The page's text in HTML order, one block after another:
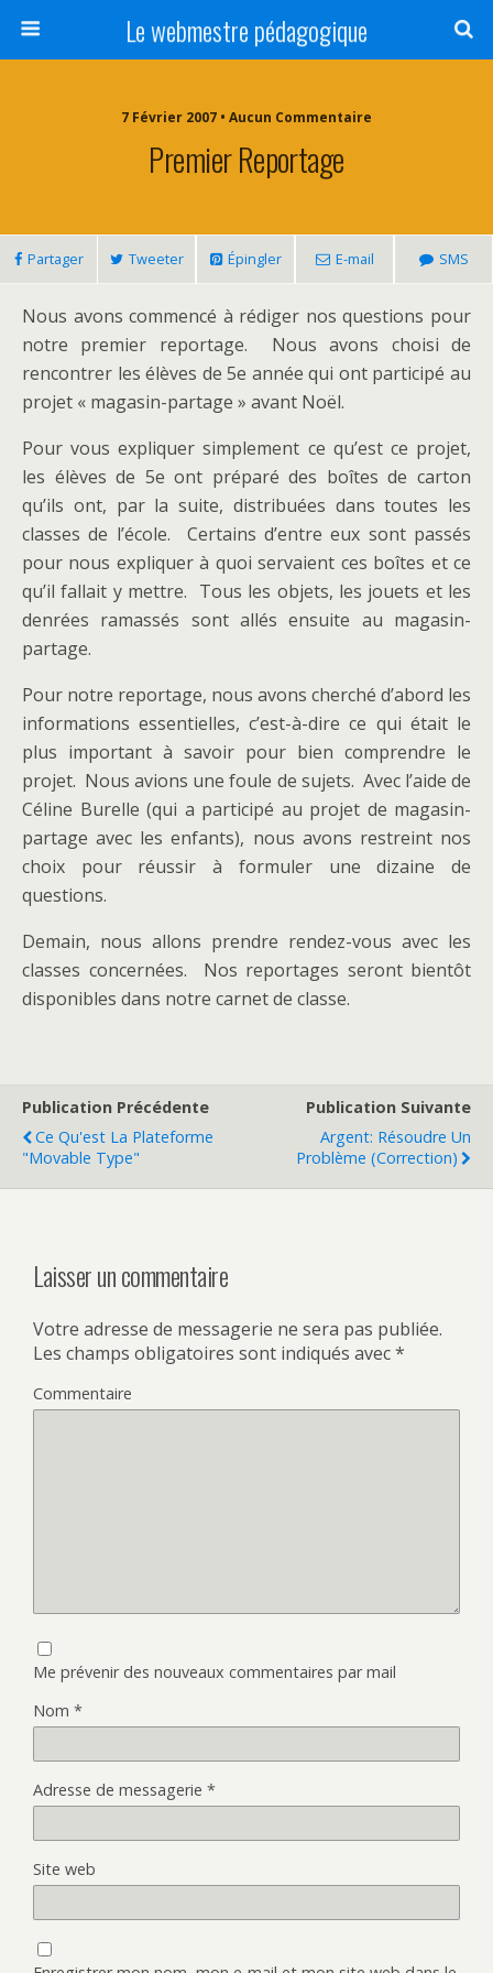
Le webmestre pédagogique
7 Février 2007 • Aucun Commentaire
Premier Reportage
Partager Tweeter Épingler E-mail SMS
Nous avons commencé à rédiger nos questions pour
notre premier reportage. Nous avons choisi de
rencontrer les élèves de 5e année qui ont participé au
projet « magasin-partage » avant Noël.
Pour vous expliquer simplement ce qu’est ce projet,
les élèves de 5e ont préparé des boîtes de carton
qu’ils ont, par la suite, distribuées dans toutes les
classes de l’école. Certains d’entre eux sont passés
pour nous expliquer à quoi servaient ces boîtes et ce
qu’il fallait y mettre. Tous les objets, les jouets et les
denrées ramassés sont allés ensuite au magasin-
partage.
Pour notre reportage, nous avons cherché d’abord les
informations essentielles, c’est-à-dire ce qui était le
plus important à savoir pour bien comprendre le
projet. Nous avions une foule de sujets. Avec l’aide de
Céline Burelle (qui a participé au projet de magasin-
partage avec les enfants), nous avons restreint nos
choix pour réussir à formuler une dizaine de
questions.
Demain, nous allons prendre rendez-vous avec les
classes concernées. Nos reportages seront bientôt
disponibles dans notre carnet de classe.
Publication Précédente
Ce Qu'est La Plateforme
"Movable Type"
Publication Suivante
Argent: Résoudre Un
Problème (correction)
Laisser un commentaire
Votre adresse de messagerie ne sera pas publiée.
Les champs obligatoires sont indiqués avec*
Commentaire
Me prévenir des nouveaux commentaires par mail
Nom *
Adresse de messagerie *
Site web